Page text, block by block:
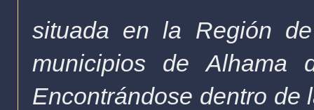
situada en la Región
municipios de Alhama
Encontrándose dentro de